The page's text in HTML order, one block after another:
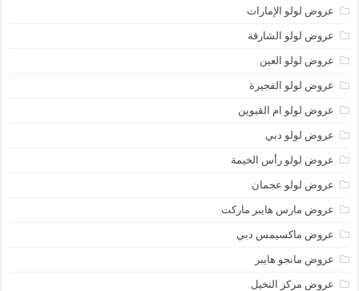
عروض لولو الإمارات
عروض لولو الشارقة
عروض لولو العين
عروض لولو الفجيرة
عروض لولو ام القيوين
عروض لولو دبي
عروض لولو رأس الخيمة
عروض لولو عجمان
عروض مارس هايبر ماركت
عروض ماكسيمس دبي
عروض مانجو هايبر
عروض مركز النخيل